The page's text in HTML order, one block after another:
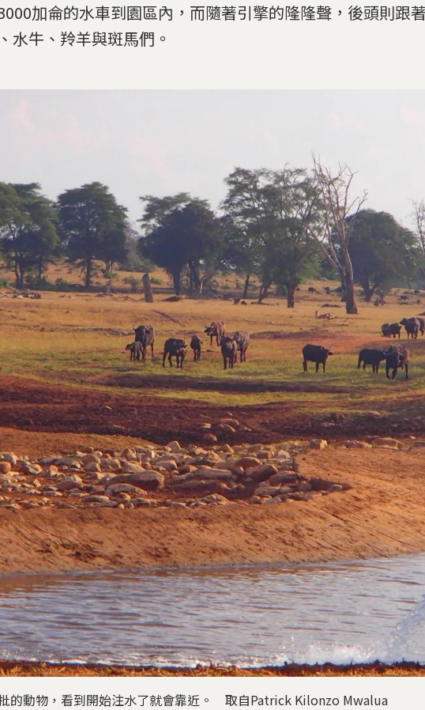
加侖的水車到園區內，而隨著引擎的隆隆聲，後頭則跟
水牛、羚羊與斑馬們。
的動物，看到開始注水了就會靠近。 取自Patrick Kilonzo Mwalua